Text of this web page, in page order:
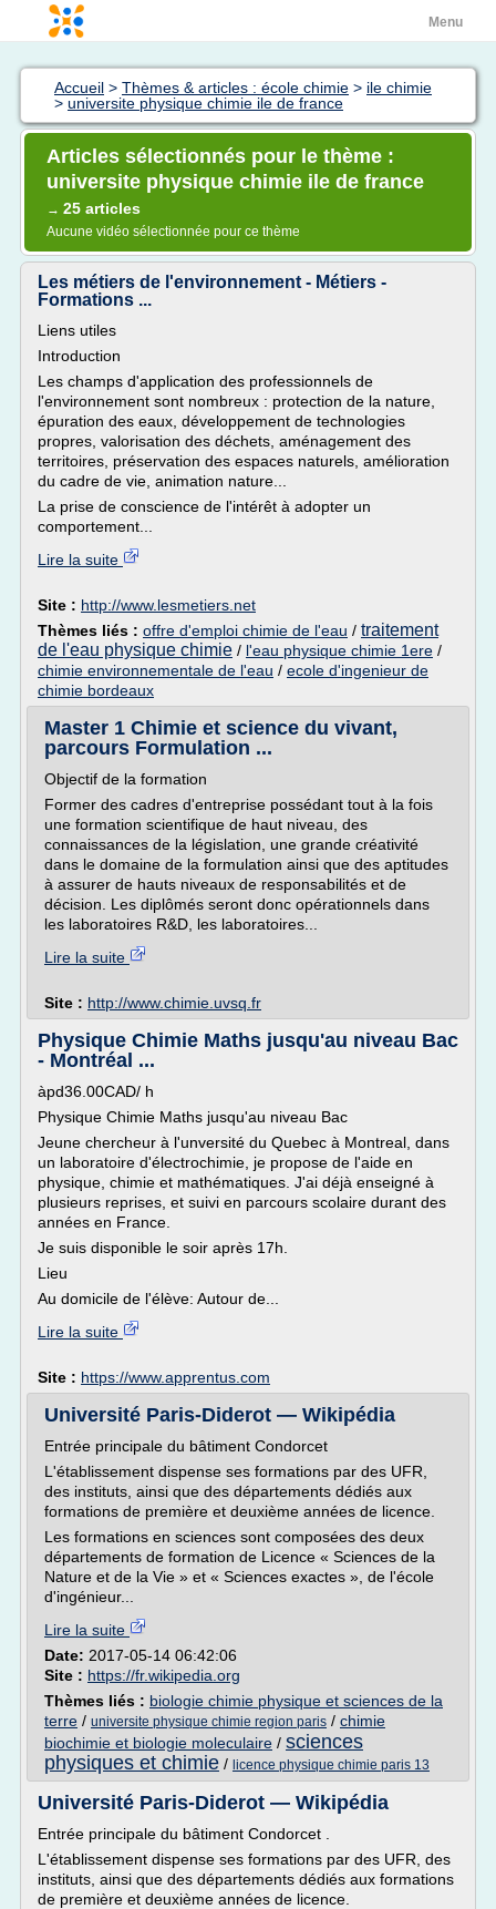
Menu
Accueil > Thèmes & articles : école chimie > ile chimie
> universite physique chimie ile de france
Articles sélectionnés pour le thème :
universite physique chimie ile de france
→ 25 articles
Aucune vidéo sélectionnée pour ce thème
Les métiers de l'environnement - Métiers -
Formations ...
Liens utiles
Introduction
Les champs d'application des professionnels de
l'environnement sont nombreux : protection de la nature,
épuration des eaux, développement de technologies
propres, valorisation des déchets, aménagement des
territoires, préservation des espaces naturels, amélioration
du cadre de vie, animation nature...
La prise de conscience de l'intérêt à adopter un
comportement...
Lire la suite
Site : http://www.lesmetiers.net
Thèmes liés : offre d'emploi chimie de l'eau / traitement
de l'eau physique chimie / l'eau physique chimie 1ere /
chimie environnementale de l'eau / ecole d'ingenieur de
chimie bordeaux
Master 1 Chimie et science du vivant,
parcours Formulation ...
Objectif de la formation
Former des cadres d'entreprise possédant tout à la fois
une formation scientifique de haut niveau, des
connaissances de la législation, une grande créativité
dans le domaine de la formulation ainsi que des aptitudes
à assurer de hauts niveaux de responsabilités et de
décision. Les diplômés seront donc opérationnels dans
les laboratoires R&D, les laboratoires...
Lire la suite
Site : http://www.chimie.uvsq.fr
Physique Chimie Maths jusqu'au niveau Bac
- Montréal ...
àpd36.00CAD/ h
Physique Chimie Maths jusqu'au niveau Bac
Jeune chercheur à l'unversité du Quebec à Montreal, dans
un laboratoire d'électrochimie, je propose de l'aide en
physique, chimie et mathématiques. J'ai déjà enseigné à
plusieurs reprises, et suivi en parcours scolaire durant des
années en France.
Je suis disponible le soir après 17h.
Lieu
Au domicile de l'élève: Autour de...
Lire la suite
Site : https://www.apprentus.com
Université Paris-Diderot — Wikipédia
Entrée principale du bâtiment Condorcet
L'établissement dispense ses formations par des UFR,
des instituts, ainsi que des départements dédiés aux
formations de première et deuxième années de licence.
Les formations en sciences sont composées des deux
départements de formation de Licence « Sciences de la
Nature et de la Vie » et « Sciences exactes », de l'école
d'ingénieur...
Lire la suite
Date: 2017-05-14 06:42:06
Site : https://fr.wikipedia.org
Thèmes liés : biologie chimie physique et sciences de la
terre / universite physique chimie region paris / chimie
biochimie et biologie moleculaire / sciences
physiques et chimie / licence physique chimie paris 13
Université Paris-Diderot — Wikipédia
Entrée principale du bâtiment Condorcet .
L'établissement dispense ses formations par des UFR, des
instituts, ainsi que des départements dédiés aux formations
de première et deuxième années de licence.